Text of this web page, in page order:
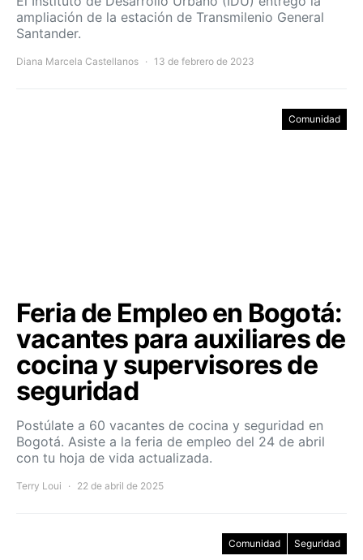
ampliación de la estación de Transmilenio General
Santander.
Diana Marcela Castellanos 13 de febrero de 2023
Comunidad
Feria de Empleo en Bogotá:
vacantes para auxiliares de
cocina y supervisores de
seguridad
Postúlate a 60 vacantes de cocina y seguridad en
Bogotá. Asiste a la feria de empleo del 24 de abril
con tu hoja de vida actualizada.
Terry Loui 22 de abril de 2025
Comunidad Seguridad